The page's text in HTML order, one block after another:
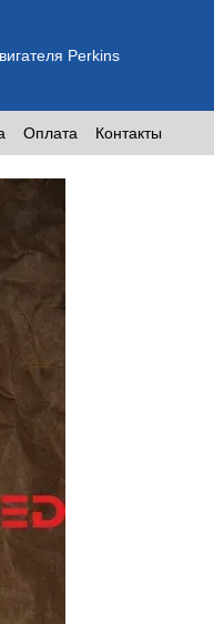
Perkins
Оплата Контакты